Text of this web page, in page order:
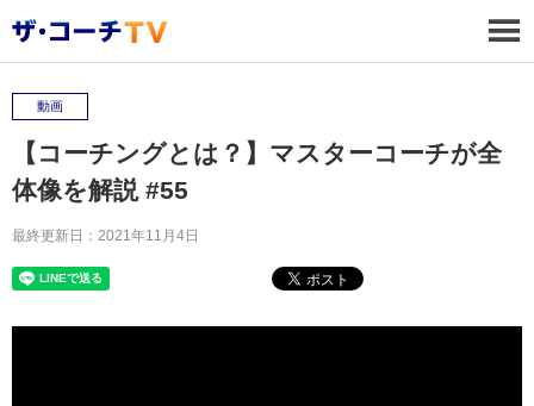
動画
【コーチングとは？】マスターコーチが全
体像を解説 #55
最終更新日：2021年11月4日